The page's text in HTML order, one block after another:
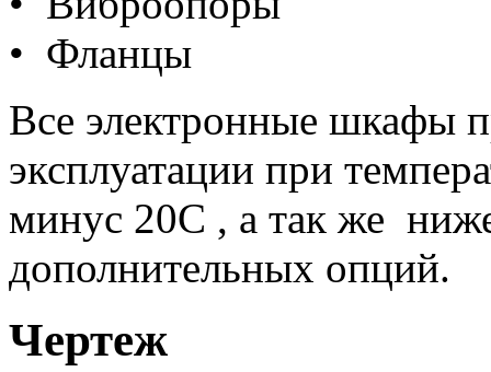
• Фланцы
Все электронные шкафы
эксплуатации при
минус 20С , а так же
дополнительных опций.
Чертеж